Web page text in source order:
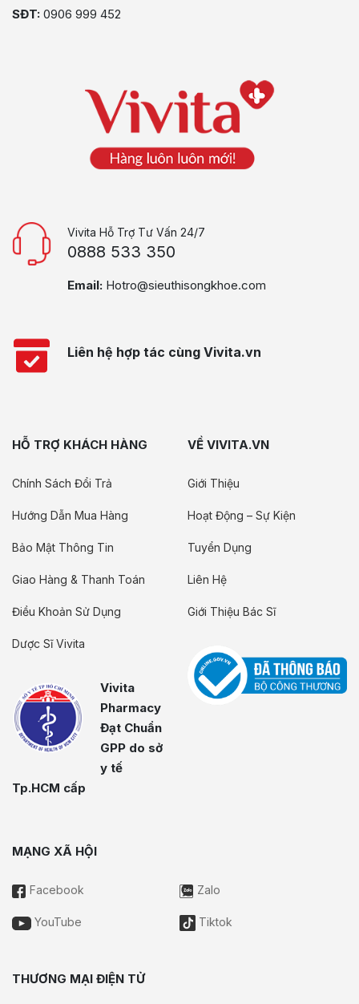
SĐT: 0906 999 452
Vivita Hỗ Trợ Tư Vấn 24/7
0888 533 350
Email: Hotro@sieuthisongkhoe.com
Liên hệ hợp tác cùng Vivita.vn
HỖ TRỢ KHÁCH HÀNG
Chính Sách Đổi Trả
Hướng Dẫn Mua Hàng
Bảo Mật Thông Tin
Giao Hàng & Thanh Toán
Điều Khoản Sử Dụng
Dược Sĩ Vivita
Vivita
Pharmacy
Đạt Chuẩn
GPP do sở
y tế
Tp.HCM cấp
VỀ VIVITA.VN
Giới Thiệu
Hoạt Động – Sự Kiện
Tuyển Dụng
Liên Hệ
Giới Thiệu Bác Sĩ
MẠNG XÃ HỘI
Facebook Zalo
YouTube Tiktok
THƯƠNG MẠI ĐIỆN TỬ